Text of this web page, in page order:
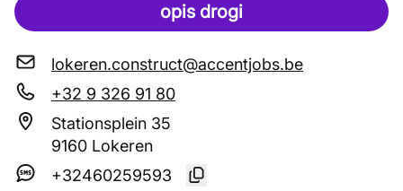
opis drogi
lokeren.construct@accentjobs.be
+32 9 326 91 80
Stationsplein 35
9160 Lokeren
+32460259593